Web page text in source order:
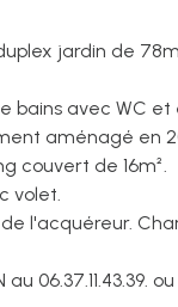
jardin de
bains avec WC
aménagé en
couvert de 16m².
volet.
l'acquéreur.
06.37.11.43.39.